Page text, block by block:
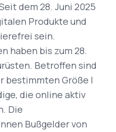
dem 28. Juni 2025
Produkte und
sein.
haben bis zum 28.
Betroffen sind
bestimmten Größe |
die online aktiv
Die
Bußgelder von